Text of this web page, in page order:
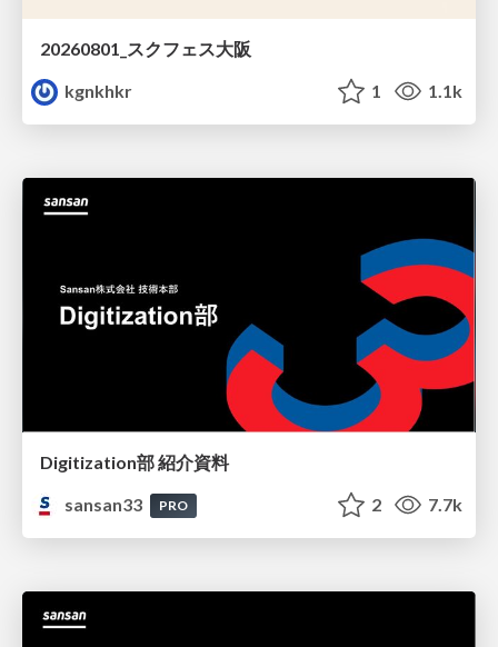
20260801_スクフェス大阪
kgnkhkr
1 1.1k
Digitization部 紹介資料
sansan33
PRO 2 7.7k